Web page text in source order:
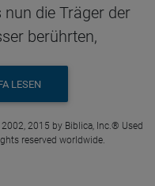
nun die Träger der
berührten,
LESEN
2015 by Biblica, Inc.® Used
reserved worldwide.